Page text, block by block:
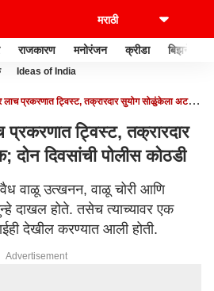
राजकारण मनोरंजन क्रीडा बिझनेस
Ideas of India
लाच प्रकरणात ट्विस्ट, तक्रारदार सुयोग सोळुंकेला अटक;
ट्विस्ट, तक्रारदार
दिवसांची पोलीस कोठडी
वाळू उत्खनन, वाळू चोरी आणि
दाखल होते. तसेच त्याच्यावर एक
देखील करण्यात आली होती.
Advertisement